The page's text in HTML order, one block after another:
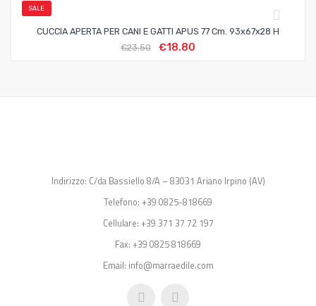
SALE
CUCCIA APERTA PER CANI E GATTI APUS 77 Cm. 93x67x28 H
€23.50 €18.80
Indirizzo: C/da Bassiello 8/A – 83031 Ariano Irpino (AV)
Telefono: +39 0825-818669
Cellulare: +39 371 37 72 197
Fax: +39 0825 818669
Email: info@marraedile.com